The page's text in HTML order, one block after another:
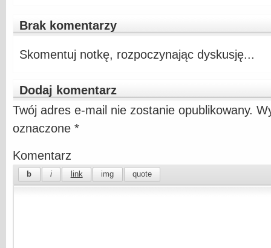
Brak komentarzy
Skomentuj notkę, rozpoczynając dyskusję...
Dodaj komentarz
Twój adres e-mail nie zostanie opublikowany.
oznaczone *
Komentarz